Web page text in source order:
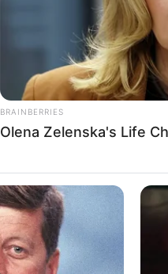
χαρακτηριστική στολή
Η ίδια δεν μπόρεσε να
κανένα έγγραφο που να
την ιδιότητά της ως υπάλληλος
Πυροσβεστικής, ενώ κατά τη
διάρκεια του ελέγχου, οι Αρχές
ανακάλυψαν ότι το όχημα της
BRAINBERRIES
Olena Zelenska's Life
BRAINBERRIES